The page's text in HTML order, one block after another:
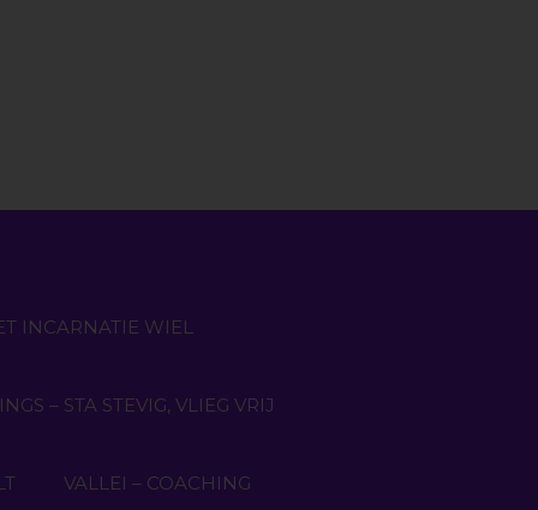
INCARNATIE WIEL
– STA STEVIG, VLIEG VRIJ
VALLEI – COACHING